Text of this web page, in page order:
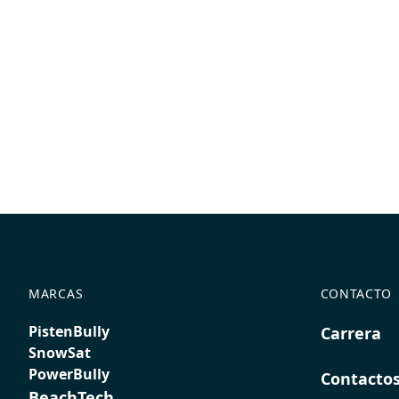
MARCAS
PistenBully
SnowSat
PowerBully
CONTACTO
Carrera